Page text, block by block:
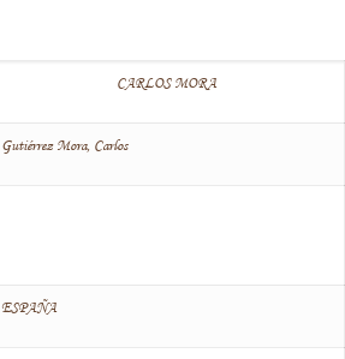
CARLOS MORA
Gutiérrez Mora, Carlos
ESPAÑA